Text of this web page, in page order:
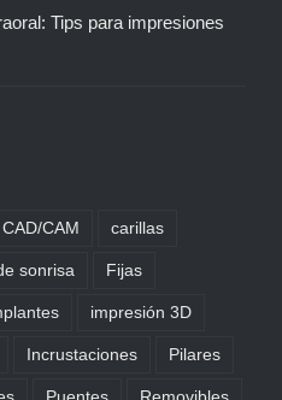
Tips para impresiones
CAD/CAM carillas
sonrisa Fijas
impresión 3D
Incrustaciones Pilares